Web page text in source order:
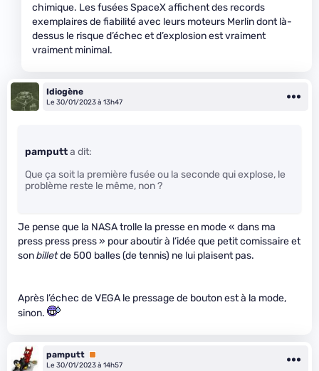
chimique. Les fusées SpaceX affichent des records
exemplaires de fiabilité avec leurs moteurs Merlin dont là-
dessus le risque d’échec et d’explosion est vraiment
vraiment minimal.
Idiogène
Le 30/01/2023 à 13h47
pamputta dit:
Que ça soit la première fusée ou la seconde qui explose, le
problème reste le même, non ?
Je pense que la NASA trolle la presse en mode « dans ma
press press press » pour aboutir à l’idée que petit comissaire et
sonbilletde 500 balles (de tennis) ne lui plaisent pas.
Après l’échec de VEGA le pressage de bouton est à la mode,
sinon.
pamputt Premium
Le 30/01/2023 à 14h57